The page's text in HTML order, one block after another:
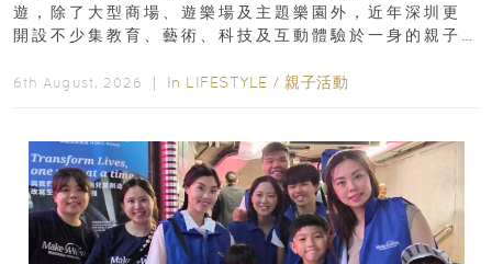
遊，除了大型商場、遊樂場及主題樂園外，近年深圳更
開設不少集教育、藝術、科技及互動體驗於一身的親子
6th August, 2026 ｜ In LIFESTYLE / 親子活動